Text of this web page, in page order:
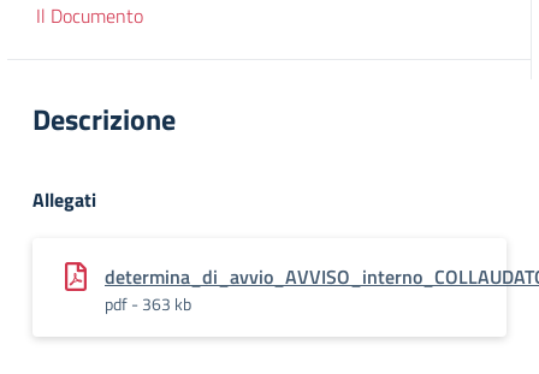
Il Documento
Descrizione
Allegati
pdf - 363 kb